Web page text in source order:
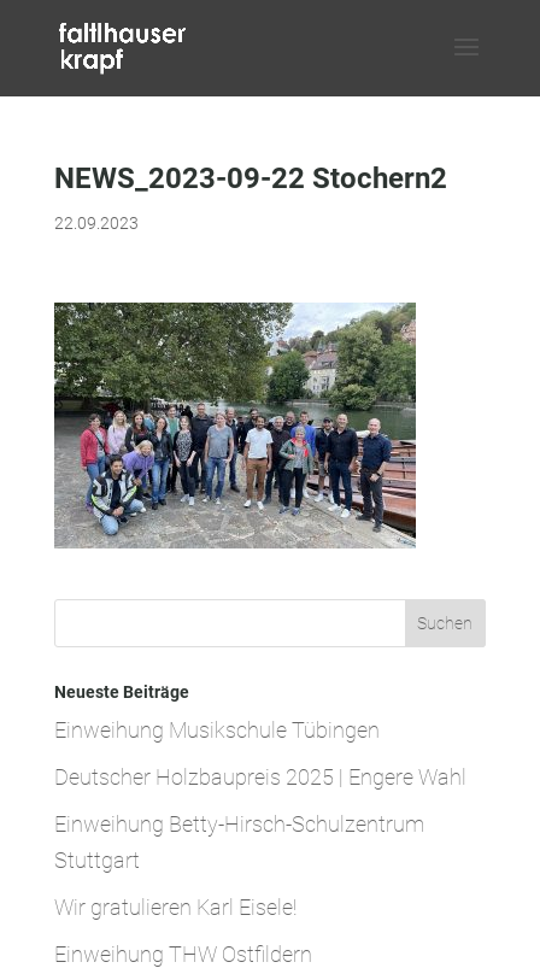
NEWS_2023-09-22 Stochern2
22.09.2023
Neueste Beiträge
Einweihung Musikschule Tübingen
Deutscher Holzbaupreis 2025 | Engere Wahl
Einweihung Betty-Hirsch-Schulzentrum
Stuttgart
Wir gratulieren Karl Eisele!
Einweihung THW Ostfildern